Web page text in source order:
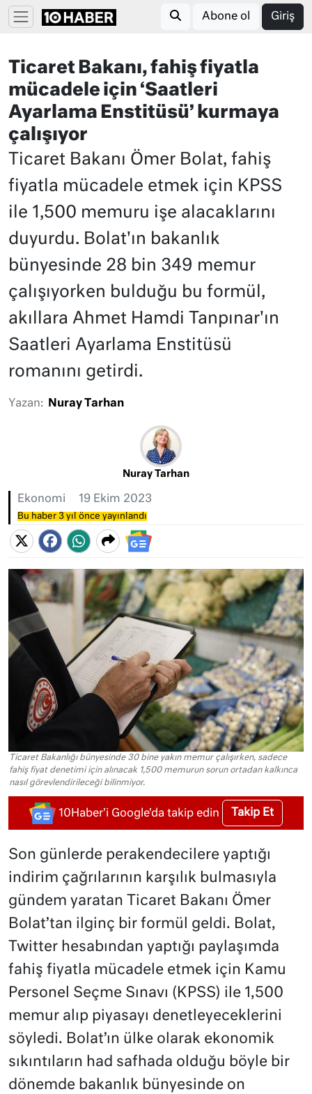
Abone ol Giriş
Ticaret Bakanı, fahiş fiyatla
mücadele için ‘Saatleri
Ayarlama Enstitüsü’ kurmaya
çalışıyor
Ticaret Bakanı Ömer Bolat, fahiş
fiyatla mücadele etmek için KPSS
ile 1,500 memuru işe alacaklarını
duyurdu. Bolat'ın bakanlık
bünyesinde 28 bin 349 memur
çalışıyorken bulduğu bu formül,
akıllara Ahmet Hamdi Tanpınar'ın
Saatleri Ayarlama Enstitüsü
romanını getirdi.
Yazan: Nuray Tarhan
Nuray Tarhan
Ekonomi 19 Ekim 2023
Bu haber 3 yıl önce yayınlandı
Ticaret Bakanlığı bünyesinde 30 bine yakın memur çalışırken, sadece
fahiş fiyat denetimi için alınacak 1,500 memurun sorun ortadan kalkınca
nasıl görevlendirileceği bilinmiyor.
10Haber'i Google'da takip edin Takip Et
Son günlerde perakendecilere yaptığı
indirim çağrılarının karşılık bulmasıyla
gündem yaratan Ticaret Bakanı Ömer
Bolat’tan ilginç bir formül geldi. Bolat,
Twitter hesabından yaptığı paylaşımda
fahiş fiyatla mücadele etmek için Kamu
Personel Seçme Sınavı (KPSS) ile 1,500
memur alıp piyasayı denetleyeceklerini
söyledi. Bolat’ın ülke olarak ekonomik
sıkıntıların had safhada olduğu böyle bir
dönemde bakanlık bünyesinde on